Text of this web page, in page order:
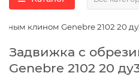
клином Genebre 2102 20
Задвижка с
Genebre 2102 20